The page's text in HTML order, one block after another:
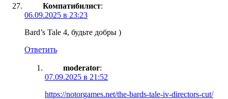
Компатибилист:
06.09.2025 в 23:23
Bard’s Tale 4, будьте добры )
Ответить
moderator:
07.09.2025 в 21:52
https://notorgames.net/the-bards-tale-iv-directors-cut/